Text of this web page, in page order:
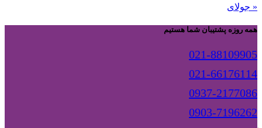
« جولای
همه روزه پشتیبان شما هستیم
021-88109905
021-66176114
0937-2177086
0903-7196262